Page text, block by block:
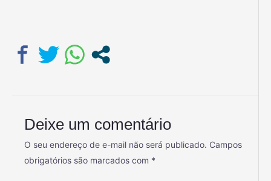
Deixe um comentário
O seu endereço de e-mail não será publicado. Campos
obrigatórios são marcados com *